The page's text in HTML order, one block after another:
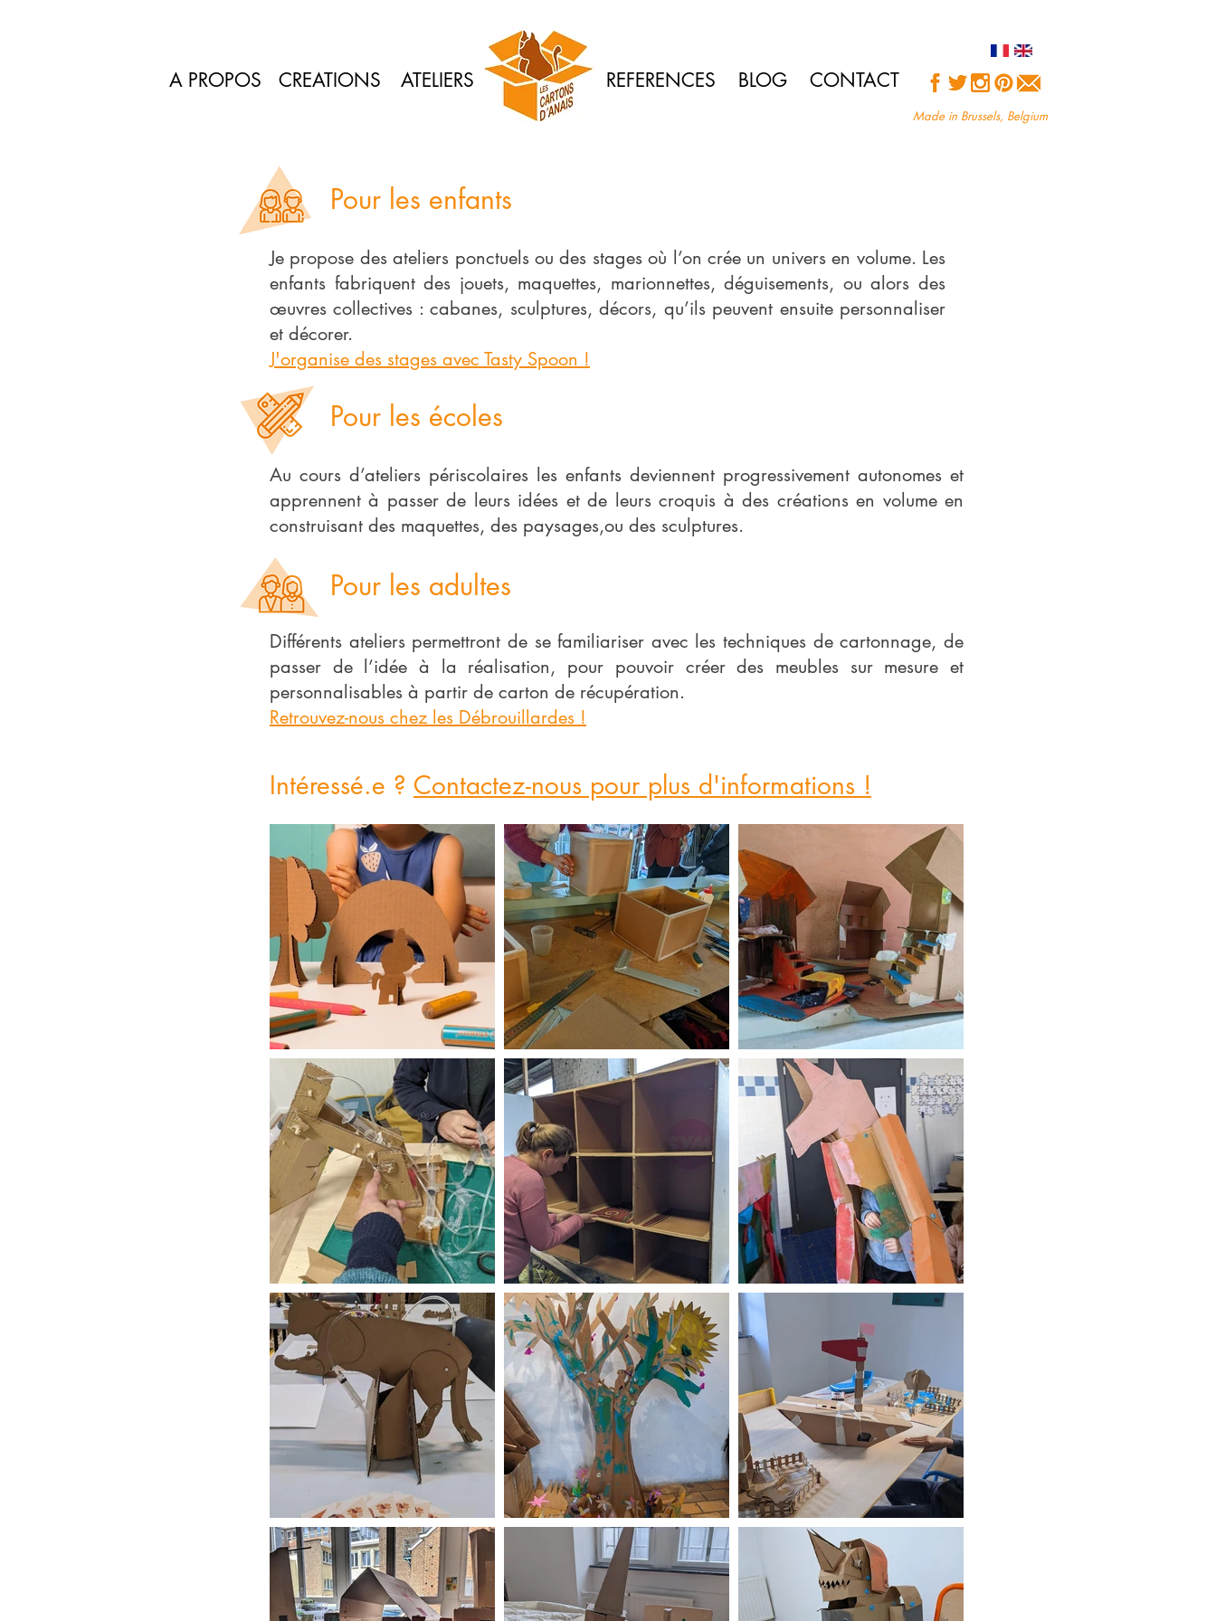
Made in Brussels, Belgium
A PROPOS CREATIONS ATELIERS REFERENCES BLOG CONTACT
Pour les enfants
Je propose des ateliers ponctuels ou des stages où l’on crée un univers en volume. Les
enfants fabriquent des jouets, maquettes, marionnettes, déguisements, ou alors des
œuvres collectives : cabanes, sculptures, décors, qu’ils peuvent ensuite personnaliser
et décorer.
J'organise des stages avec Tasty Spoon !
Pour les écoles
Au cours d’ateliers périscolaires les enfants deviennent progressivement autonomes et
apprennent à passer de leurs idées et de leurs croquis à des créations en volume en
construisant des maquettes, des paysages,ou des sculptures.
Pour les adultes
Différents ateliers permettront de se familiariser avec les techniques de cartonnage, de
passer de l’idée à la réalisation, pour pouvoir créer des meubles sur mesure et
personnalisables à partir de carton de récupération.
Retrouvez-nous chez les Débrouillardes !
Intéressé.e ? Contactez-nous pour plus d'informations !